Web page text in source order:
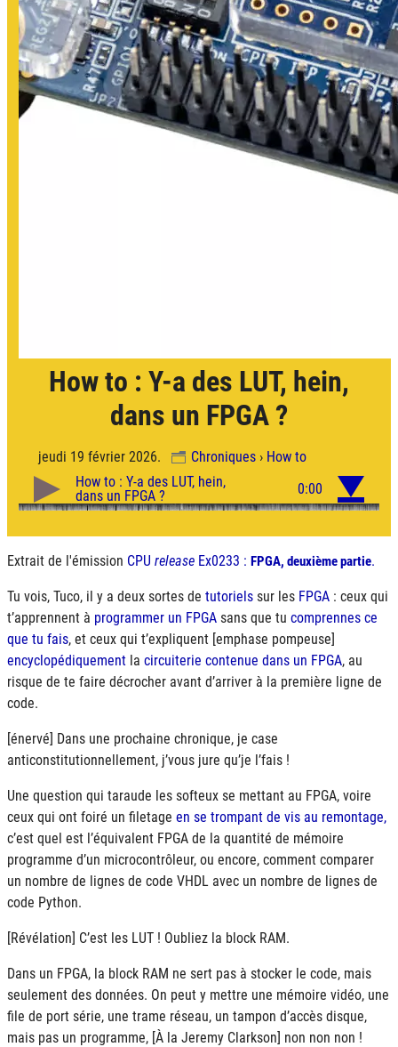
How to : Y-a des LUT, hein,
dans un FPGA ?
jeudi 19 février 2026. Chroniques› How to
Extrait de l'émission CPU release Ex0233 : FPGA, deuxième partie.
Tu vois, Tuco, il y a deux sortes de tutoriels sur les FPGA : ceux qui
t’apprennent à programmer un FPGA sans que tu comprennes ce
que tu fais, et ceux qui t’expliquent [emphase pompeuse]
encyclopédiquement la circuiterie contenue dans un FPGA, au
risque de te faire décrocher avant d’arriver à la première ligne de
code.
[énervé] Dans une prochaine chronique, je case
anticonstitutionnellement, j’vous jure qu’je l’fais !
Une question qui taraude les softeux se mettant au FPGA, voire
ceux qui ont foiré un filetage en se trompant de vis au remontage,
c’est quel est l’équivalent FPGA de la quantité de mémoire
programme d’un microcontrôleur, ou encore, comment comparer
un nombre de lignes de code VHDL avec un nombre de lignes de
code Python.
[Révélation] C’est les LUT ! Oubliez la block RAM.
Dans un FPGA, la block RAM ne sert pas à stocker le code, mais
seulement des données. On peut y mettre une mémoire vidéo, une
file de port série, une trame réseau, un tampon d’accès disque,
mais pas un programme, [À la Jeremy Clarkson] non non non !